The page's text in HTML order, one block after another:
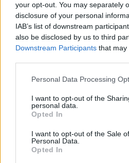
your opt-out. You may separately
disclosure of your personal
IAB’s list of downstream
also be disclosed by us to third
Downstream Participants that may
Personal Data Processing
I want to opt-out of the
personal data.
Opted In
I want to opt-out of the Sale
Personal Data.
Opted In
Συνεντεύξεις 18/11/
Τζεφ Μοντάνα: